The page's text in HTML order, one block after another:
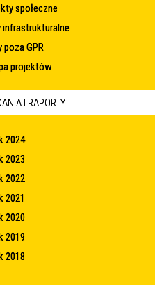
społeczne
infrastrukturalne
poza GPR
projektów
I RAPORTY
2024
2023
2022
2021
2020
2019
2018